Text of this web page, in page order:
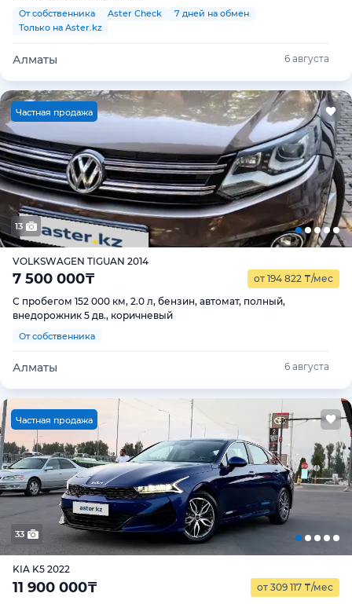
От собственника Aster Check
7 дней на обмен
Только на Aster.kz
Алматы 6 августа
Частная продажа
13
VOLKSWAGEN TIGUAN 2014
7 500 000₸ от 194 822 ₸/мес
С пробегом 152 000 км, 2.0 л, бензин, автомат, полный,
внедорожник 5 дв., коричневый
От собственника
Алматы 6 августа
Частная продажа
33
KIA K5 2022
11 900 000₸ от 309 117 ₸/мес